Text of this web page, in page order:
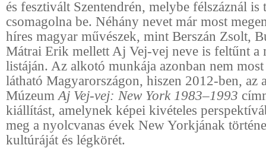
és fesztivált Szentendrén, melybe félszáznál
csomagolna be. Néhány nevet már most
híres magyar művészek, mint Berszán Zsolt,
Mátrai Erik mellett Aj Vej-vej neve is feltűnt a
listáján. Az alkotó munkája azonban nem
látható Magyarországon, hiszen 2012-ben, az
Múzeum Aj Vej-vej: New York 1983–1993
kiállítást, amelynek képei kivételes
meg a nyolcvanas évek New Yorkjának
kultúráját és légkörét.